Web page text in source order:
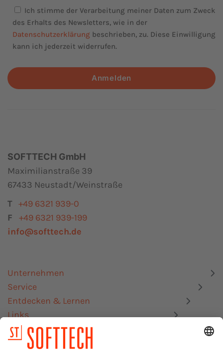
Ich stimme der Verarbeitung meiner Daten zum Zweck
des Erhalts des Newsletters, wie in der
Datenschutzerklärung beschrieben, zu. Diese Einwilligung
kann ich jederzeit widerrufen.
Anmelden
SOFTTECH GmbH
Maximilianstraße 39
67433 Neustadt/Weinstraße
T +49 6321 939-0
F
+49 6321 939-199
info@softtech.de
Unternehmen
Service
Entdecken & Lernen
Links
Datenschutz